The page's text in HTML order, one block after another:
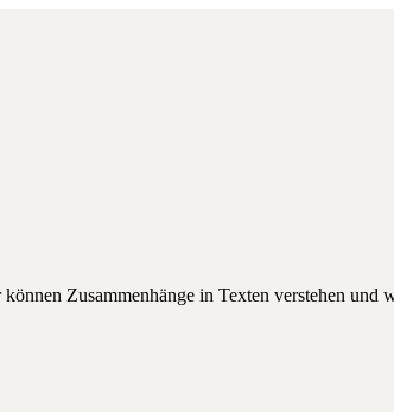
Zusammenhänge in Texten verstehen